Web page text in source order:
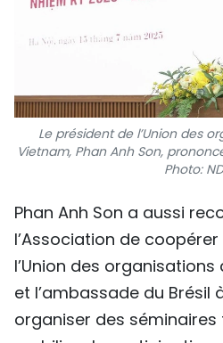
Le président de l’Union des
Vietnam, Phan Anh Son,
Photo:
Phan Anh Son a aussi
l’Association de
l’Union des
et l’ambassade du Brésil
organiser des